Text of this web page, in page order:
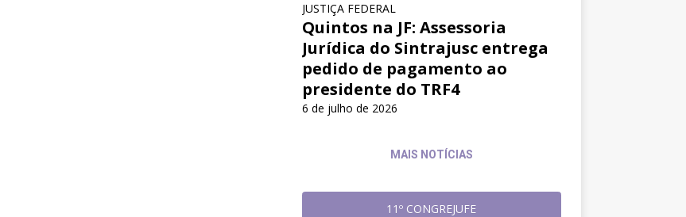
JUSTIÇA FEDERAL
Quintos na JF: Assessoria
Jurídica do Sintrajusc entrega
pedido de pagamento ao
presidente do TRF4
6 de julho de 2026
MAIS NOTÍCIAS
11º CONGREJUFE